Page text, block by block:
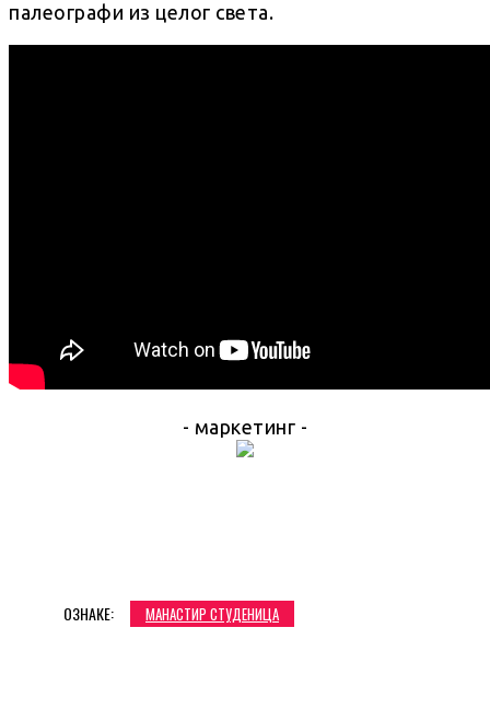
палеографи из целог света.
- маркетинг -
ОЗНАКЕ: МАНАСТИР СТУДЕНИЦА